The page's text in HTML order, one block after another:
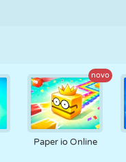
novo
Paper io Online